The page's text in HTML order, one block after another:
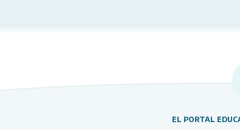
EL PORTAL